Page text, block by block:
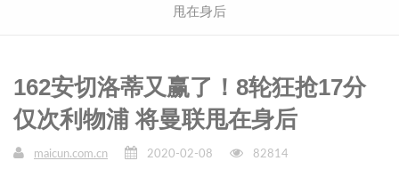
甩在身后
162安切洛蒂又赢了！8轮狂抢17分
仅次利物浦 将曼联甩在身后
maicun.com.cn 2020-02-08 82814